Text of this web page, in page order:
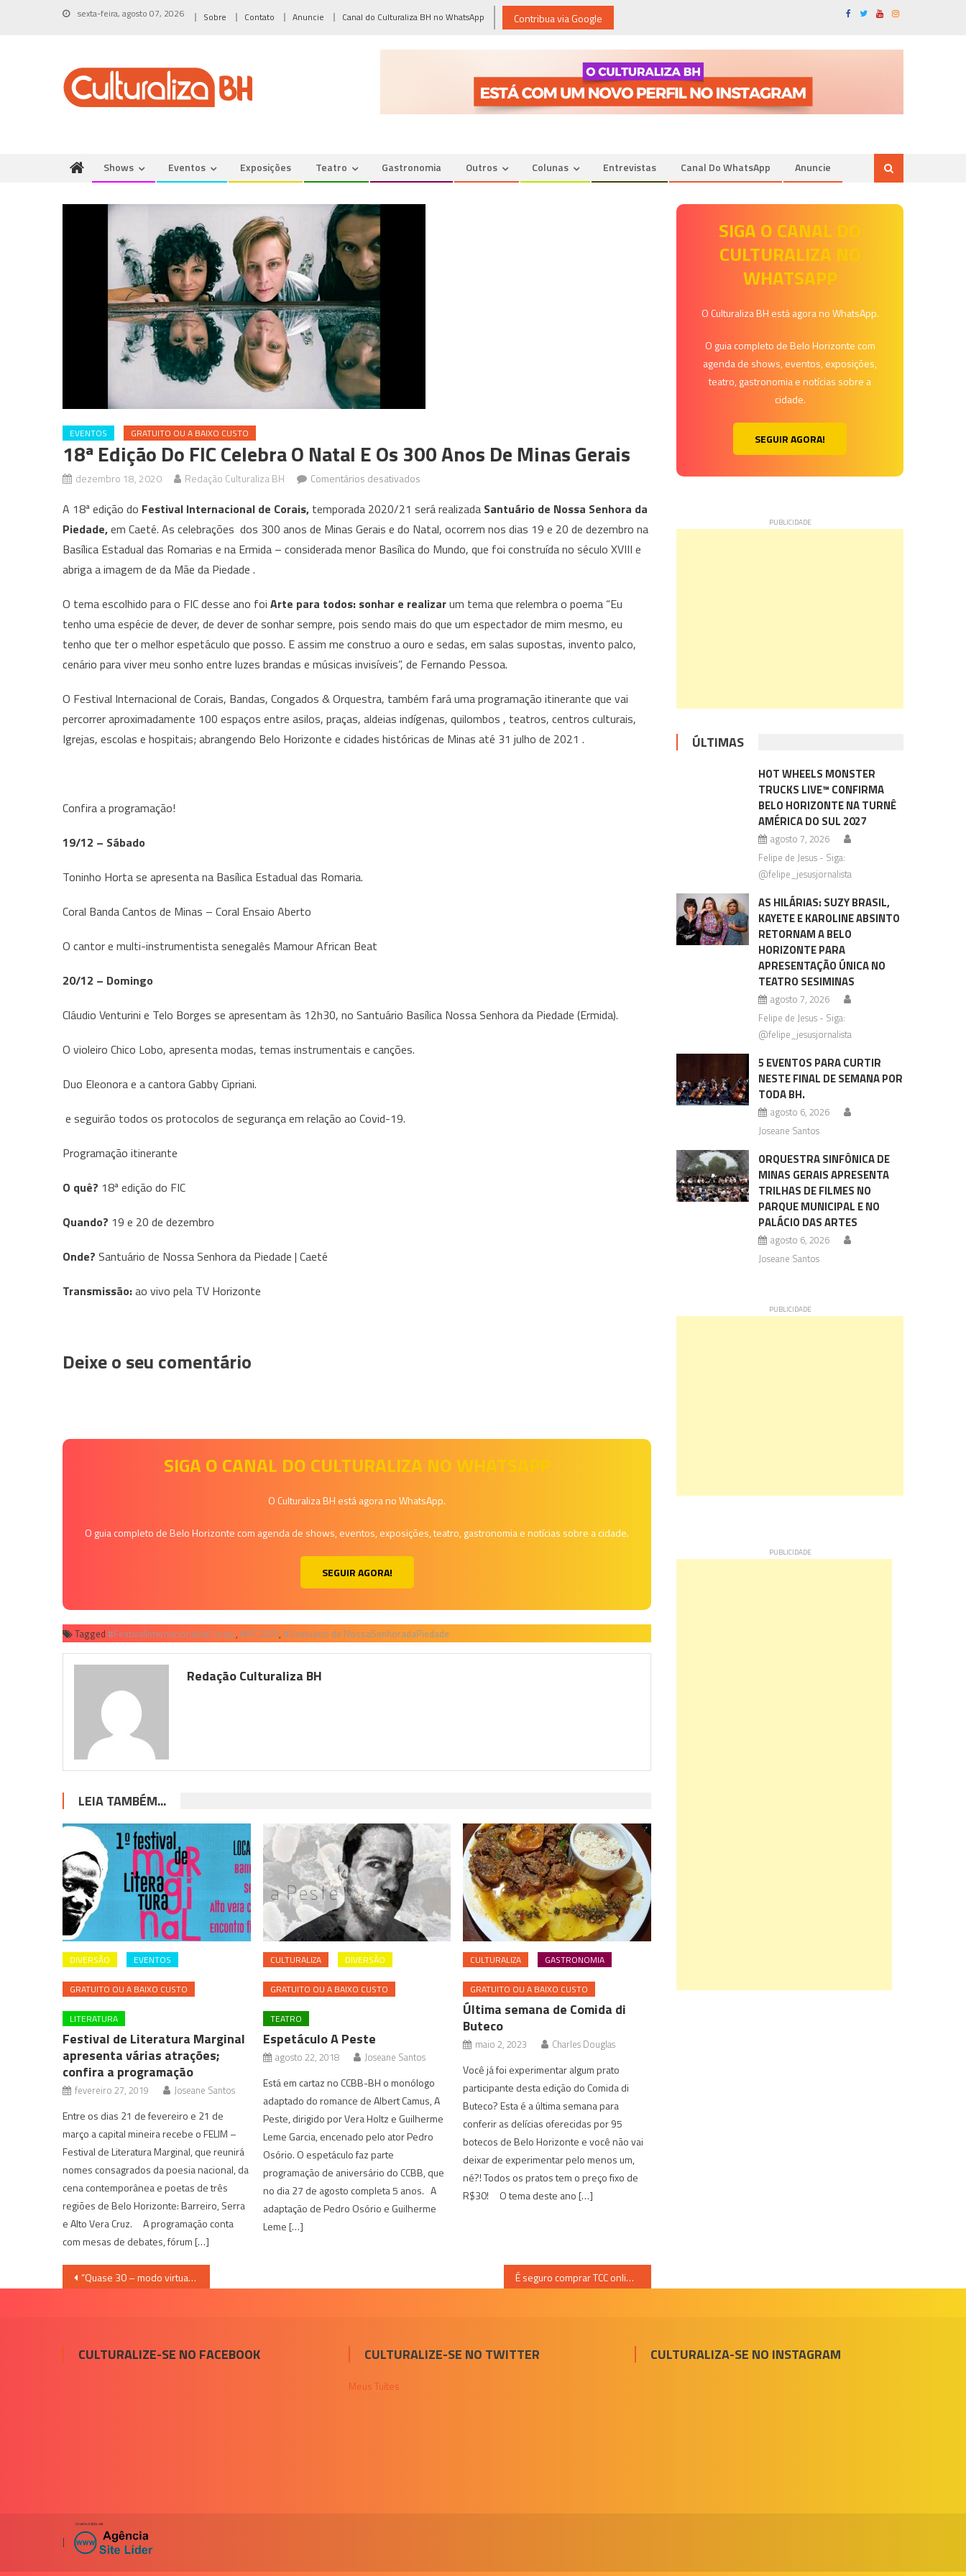
sexta-feira, agosto 07, 2026 Sobre Contato Anuncie Canal do Culturaliza BH no WhatsApp Contribua via Google
Shows Eventos Exposições Teatro Gastronomia Outros Colunas Entrevistas Canal Do WhatsApp Anuncie
EVENTOS GRATUITO OU A BAIXO CUSTO
18ª Edição Do FIC Celebra O Natal E Os 300 Anos De Minas Gerais
dezembro 18, 2020 Redação Culturaliza BH Comentários desativados
edição
do
FIC
Natal
e
os
300
Gerais
A 18ª edição do Festival Internacional de Corais, temporada 2020/21 será realizada Santuário de Nossa Senhora da
Piedade,em Caeté. As celebrações dos 300 anos de Minas Gerais e do Natal, ocorrem nos dias 19 e 20 de dezembro na
Basílica Estadual das Romarias e na Ermida – considerada menor Basílica do Mundo, que foi construída no século XVIII e
abriga a imagem de da Mãe da Piedade .
O tema escolhido para o FIC desse ano foi Arte para todos: sonhar e realizarum tema que relembra o poema “Eu
tenho uma espécie de dever, de dever de sonhar sempre, pois sendo mais do que um espectador de mim mesmo, eu
tenho que ter o melhor espetáculo que posso. E assim me construo a ouro e sedas, em salas supostas, invento palco,
cenário para viver meu sonho entre luzes brandas e músicas invisíveis”, de Fernando Pessoa.
O Festival Internacional de Corais, Bandas, Congados & Orquestra, também fará uma programação itinerante que vai
percorrer aproximadamente 100 espaços entre asilos, praças, aldeias indígenas, quilombos , teatros, centros culturais,
Igrejas, escolas e hospitais; abrangendo Belo Horizonte e cidades históricas de Minas até 31 julho de 2021 .
Confira a programação!
19/12 – Sábado
Toninho Horta se apresenta na Basílica Estadual das Romaria.
Coral Banda Cantos de Minas – Coral Ensaio Aberto
O cantor e multi-instrumentista senegalês Mamour African Beat
20/12 – Domingo
Cláudio Venturini e Telo Borges se apresentam às 12h30, no Santuário Basílica Nossa Senhora da Piedade (Ermida).
O violeiro Chico Lobo, apresenta modas, temas instrumentais e canções.
Duo Eleonora e a cantora Gabby Cipriani.
e seguirão todos os protocolos de segurança em relação ao Covid-19.
Programação itinerante
O quê? 18ª edição do FIC
Quando? 19 e 20 de dezembro
Onde? Santuário de Nossa Senhora da Piedade | Caeté
Transmissão:ao vivo pela TV Horizonte
Deixe o seu comentário
SIGA O CANAL DO CULTURALIZA NO WHATSAPP
O Culturaliza BH está agora no WhatsApp.
O guia completo de Belo Horizonte com agenda de shows, eventos, exposições, teatro, gastronomia e notícias sobre a cidade.
SEGUIR AGORA!
Tagged #FestivalInternacionaldeCorais, #FIC2020, #Santuário de NossaSenhoradaPiedade
Redação Culturaliza BH
LEIA TAMBÉM...
DIVERSÃO EVENTOS
GRATUITO OU A BAIXO CUSTO
LITERATURA
Festival de Literatura Marginal
apresenta várias atrações;
confira a programação
fevereiro 27, 2019 Joseane Santos
Entre os dias 21 de fevereiro e 21 de
março a capital mineira recebe o FELIM –
Festival de Literatura Marginal, que reunirá
nomes consagrados da poesia nacional, da
cena contemporânea e poetas de três
regiões de Belo Horizonte: Barreiro, Serra
e Alto Vera Cruz. A programação conta
com mesas de debates, fórum […]
CULTURALIZA DIVERSÃO
GRATUITO OU A BAIXO CUSTO
TEATRO
Espetáculo A Peste
agosto 22, 2018 Joseane Santos
Está em cartaz no CCBB-BH o monólogo
adaptado do romance de Albert Camus, A
Peste, dirigido por Vera Holtz e Guilherme
Leme Garcia, encenado pelo ator Pedro
Osório. O espetáculo faz parte
programação de aniversário do CCBB, que
no dia 27 de agosto completa 5 anos. A
adaptação de Pedro Osório e Guilherme
Leme […]
CULTURALIZA GASTRONOMIA
GRATUITO OU A BAIXO CUSTO
Última semana de Comida di
Buteco
maio 2, 2023 Charles Douglas
Você já foi experimentar algum prato
participante desta edição do Comida di
Buteco? Esta é a última semana para
conferir as delícias oferecidas por 95
botecos de Belo Horizonte e você não vai
deixar de experimentar pelo menos um,
né?! Todos os pratos tem o preço fixo de
R$30! O tema deste ano […]
Navegação
“Quase 30 – modo virtual” – O Novo trabalho do Armatrux com John Ulhoa É seguro comprar TCC online? Dicas para não ter problemas!
SIGA O CANAL DO
CULTURALIZA NO
WHATSAPP
O Culturaliza BH está agora no WhatsApp.
O guia completo de Belo Horizonte com
agenda de shows, eventos, exposições,
teatro, gastronomia e notícias sobre a
cidade.
SEGUIR AGORA!
ÚLTIMAS
HOT WHEELS MONSTER
TRUCKS LIVE™ CONFIRMA
BELO HORIZONTE NA TURNÊ
AMÉRICA DO SUL 2027
agosto 7, 2026
Felipe de Jesus - Siga:
@felipe_jesusjornalista
AS HILÁRIAS: SUZY BRASIL,
KAYETE E KAROLINE ABSINTO
RETORNAM A BELO
HORIZONTE PARA
APRESENTAÇÃO ÚNICA NO
TEATRO SESIMINAS
agosto 7, 2026
Felipe de Jesus - Siga:
@felipe_jesusjornalista
5 EVENTOS PARA CURTIR
NESTE FINAL DE SEMANA POR
TODA BH.
agosto 6, 2026
Joseane Santos
ORQUESTRA SINFÔNICA DE
MINAS GERAIS APRESENTA
TRILHAS DE FILMES NO
PARQUE MUNICIPAL E NO
PALÁCIO DAS ARTES
agosto 6, 2026
Joseane Santos
CULTURALIZE-SE NO FACEBOOK CULTURALIZE-SE NO TWITTER
Meus Tuítes
CULTURALIZA-SE NO INSTAGRAM
|